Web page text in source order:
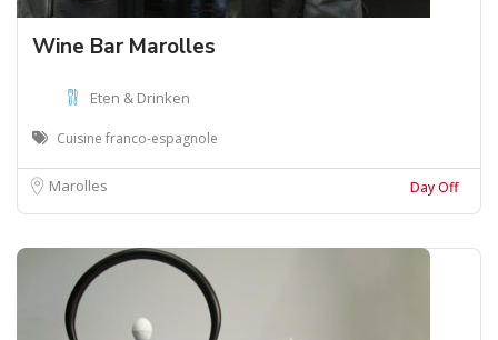
Wine Bar Marolles
Eten & Drinken
Cuisine franco-espagnole
Marolles Day Off